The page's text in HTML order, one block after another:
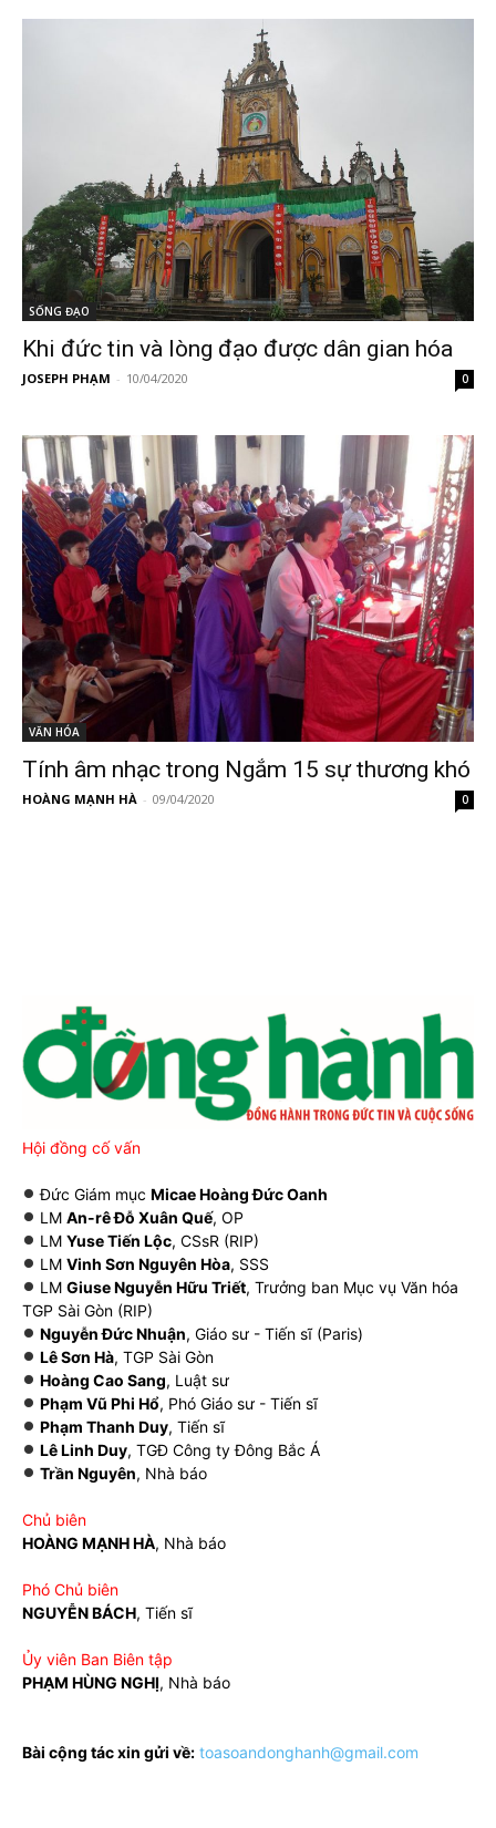
SỐNG ĐẠO
Khi đức tin và lòng đạo được dân gian hóa
JOSEPH PHẠM - 10/04/2020 0
VĂN HÓA
Tính âm nhạc trong Ngắm 15 sự thương khó
HOÀNG MẠNH HÀ - 09/04/2020 0
Hội đồng cố vấn
Đức Giám mục Micae Hoàng Đức Oanh
LM An-rê Đỗ Xuân Quế, OP
LM Yuse Tiến Lộc, CSsR (RIP)
LM Vinh Sơn Nguyên Hòa, SSS
LM Giuse Nguyễn Hữu Triết, Trưởng ban Mục vụ Văn hóa
TGP Sài Gòn (RIP)
Nguyễn Đức Nhuận, Giáo sư - Tiến sĩ (Paris)
Lê Sơn Hà, TGP Sài Gòn
Hoàng Cao Sang, Luật sư
Phạm Vũ Phi Hổ, Phó Giáo sư - Tiến sĩ
Phạm Thanh Duy, Tiến sĩ
Lê Linh Duy, TGĐ Công ty Đông Bắc Á
Trần Nguyên, Nhà báo
Chủ biên
HOÀNG MẠNH HÀ, Nhà báo
Phó Chủ biên
NGUYỄN BÁCH, Tiến sĩ
Ủy viên Ban Biên tập
PHẠM HÙNG NGHỊ, Nhà báo
Bài cộng tác xin gửi về: toasoandonghanh@gmail.com